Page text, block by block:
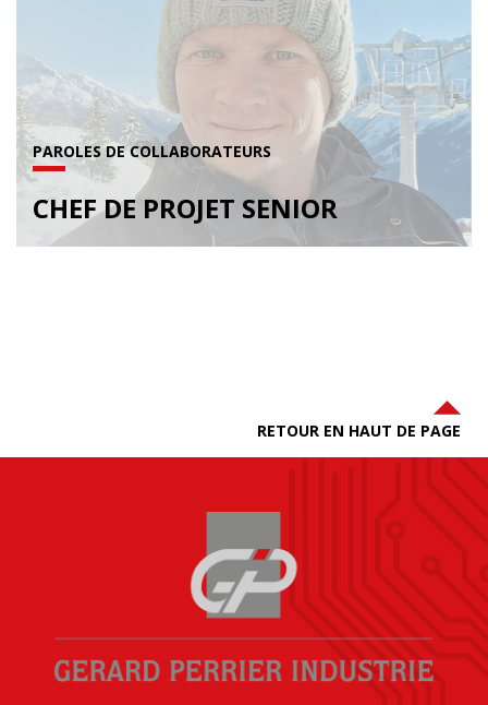
PAROLES DE COLLABORATEURS
CHEF DE PROJET SENIOR
RETOUR EN HAUT DE PAGE